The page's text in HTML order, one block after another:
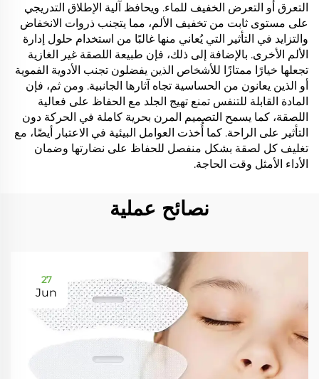
التعرق أو التعرض الخفيف للماء. ويحافظ آلية الإطلاق التدريجي
على مستوى ثابت من تخفيف الألم، مما يتجنب ذروات الانخفاض
والتزايد في التأثير التي يُعاني منها غالبًا من استخدام حلول إدارة
الألم الأخرى. بالإضافة إلى ذلك، فإن طبيعة اللصقة غير الغازية
تجعلها خيارًا ممتازًا للأشخاص الذين يفضلون تجنب الأدوية الفموية
أو الذين يعانون من الحساسية تجاه آثارها الجانبية. ومن ثم، فإن
المادة القابلة للتنفس تمنع تهيج الجلد مع الحفاظ على فعالية
اللصقة، كما يسمح التصميم المرن بحرية كاملة في الحركة دون
التأثير على الراحة. كما أُخذت العوامل البيئية في الاعتبار أيضًا، مع
تغليف كل لصقة بشكل منفصل للحفاظ على نضارتها وضمان
الأداء الأمثل وقت الحاجة.
نصائح عملية
27
Jun